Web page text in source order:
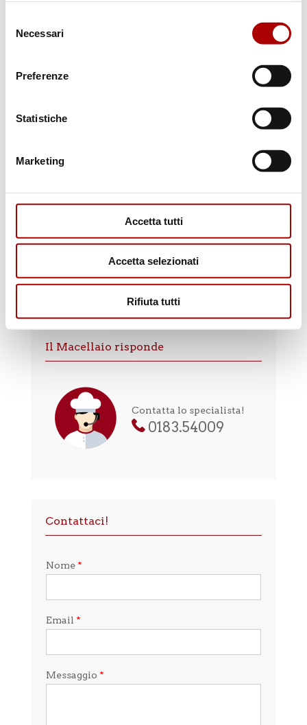
delNecessari
Preferenze
Statistiche
Marketing
Accetta tutti
Accetta selezionati
Rifiuta tutti
CONSIGLI
Il Macellaio risponde
Contatta lo specialista!
0183.54009
Contattaci!
Nome *
Email *
Messaggio *